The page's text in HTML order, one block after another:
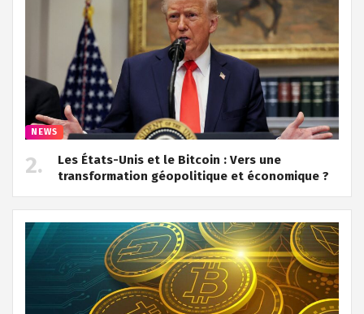
NEWS
Les États-Unis et le Bitcoin : Vers une
transformation géopolitique et économique ?